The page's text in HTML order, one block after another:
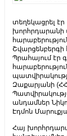
տեղեկացրել էր
Պրահայում էր
Զաքարյանի
անդամներ
Էդմոն
Հայ